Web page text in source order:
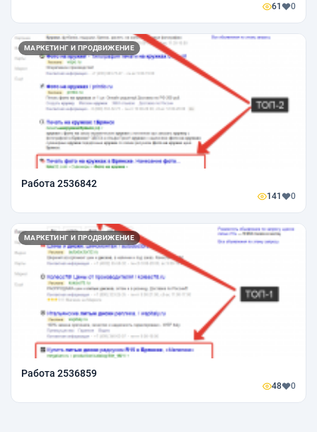
61 0
МАРКЕТИНГ И ПРОДВИЖЕНИЕ
Работа 2536842
141 0
МАРКЕТИНГ И ПРОДВИЖЕНИЕ
Работа 2536859
48 0